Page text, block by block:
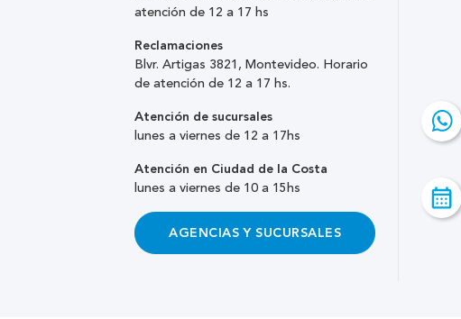
atención de 12 a 17 hs
Reclamaciones
Blvr. Artigas 3821, Montevideo. Horario
de atención de 12 a 17 hs.
Atención de sucursales
lunes a viernes de 12 a 17hs
Atención en Ciudad de la Costa
lunes a viernes de 10 a 15hs
AGENCIAS Y SUCURSALES